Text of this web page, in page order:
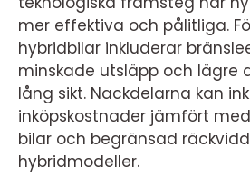
mer effektiva och pålitliga.
hybridbilar inkluderar
minskade utsläpp och lägre
lång sikt. Nackdelarna kan
inköpskostnader jämfört
bilar och begränsad
hybridmodeller.